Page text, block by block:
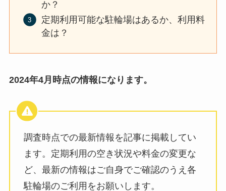
か？
定期利用可能な駐輪場はあるか、利用料
金は？
2024年4月時点の情報になります。
調査時点での最新情報を記事に掲載してい
ます。定期利用の空き状況や料金の変更な
ど、最新の情報はご自身でご確認のうえ各
駐輪場のご利用をお願いします。